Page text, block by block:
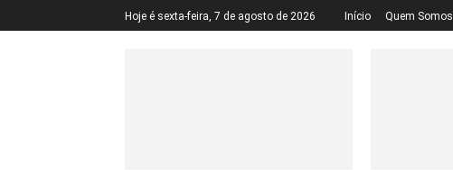
Hoje é sexta-feira, 7 de agosto de 2026 Início Quem Somos